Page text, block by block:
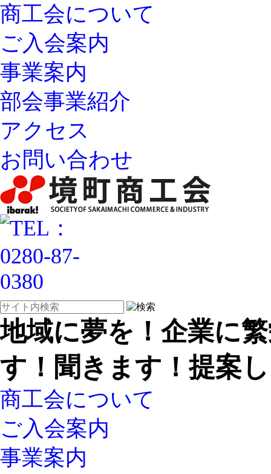
商工会について
ご入会案内
事業案内
部会事業紹介
アクセス
お問い合わせ
地域に夢を！企業に
す！聞きます！提案
商工会について
ご入会案内
事業案内